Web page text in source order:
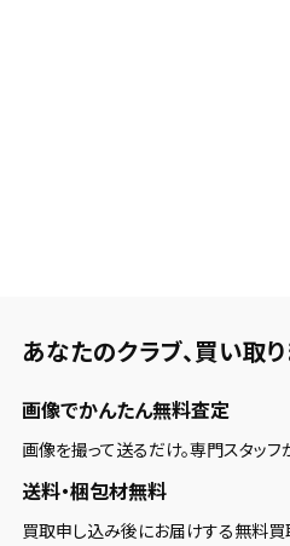
新着通知
が入荷した際に、メール及び
「お知らせ」で通知します。
検索条件
検索条件を保存しました。
これまで保存した検索条件は
あなたのクラブ、 買い取り
画像でかんたん無料査定
画像を撮って送るだけ。専門スタッフ
送料・梱包材無料
買取申し込み後にお届けする無料買